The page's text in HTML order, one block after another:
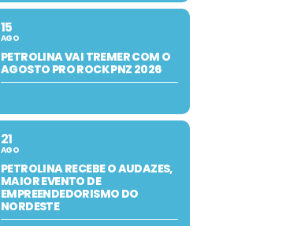
15
AGO
PETROLINA VAI TREMER COM O
AGOSTO PRO ROCK PNZ 2026
21
AGO
PETROLINA RECEBE O AUDAZES,
MAIOR EVENTO DE
EMPREENDEDORISMO DO
NORDESTE